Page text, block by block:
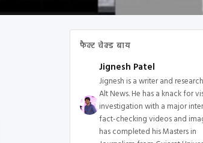
फैक्ट चेक्ड बाय
Jignesh Patel
Jignesh is a writer and
Alt News. He has a knack for
investigation with a major
fact-checking videos and
has completed his Masters in